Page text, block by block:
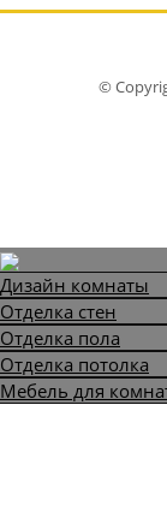
©
Дизайн комнаты
Отделка стен
Отделка пола
Отделка потолка
Мебель для